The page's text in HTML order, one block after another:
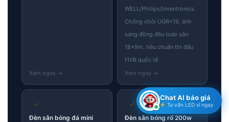
WELL/Philips/Inventronics.
Chống chói UGR<19, ánh
sáng đồng đều toàn sân
18×9m, tiêu chuẩn thi đấu
FIVB quốc tế
✓
Đèn sân bóng đá mini
✓
Đèn sân bóng rổ 200w
Chat AI báo giá
Tư vấn LED sỉ ngay